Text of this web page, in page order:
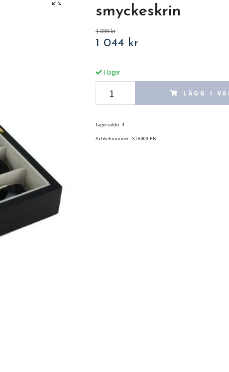
smyckeskrin
1 099 kr
1 044 kr
I lager
LÄGG I
Lagersaldo: 4
Artikelnummer: SJ-6000-EB